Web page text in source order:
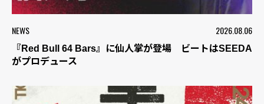
NEWS 2026.08.06
『Red Bull 64 Bars』に仙人掌が登場 ビートはSEEDA
がプロデュース